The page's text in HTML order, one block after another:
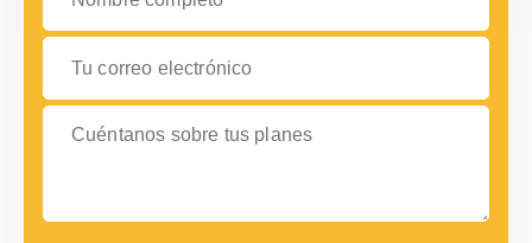
Tu correo electrónico
Cuéntanos sobre tus planes